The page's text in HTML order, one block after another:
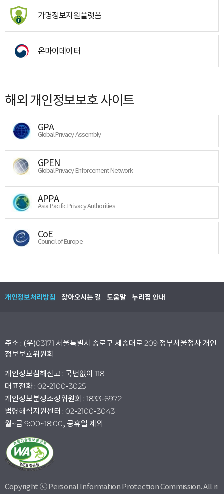
가명정보지원플랫폼
온마이데이터
해외 개인정보보호 사이트
GPA
Global Privacy Assembly
GPEN
Global Privacy Enforcement Network
APPA
Asia Pacific Privacy Authorities
CoE
Council of Europe
개인정보처리방침 찾아오시는 길 도움말 누리집 안내
주소 : (우)03171 서울특별시 종로구 세종대로 209 정부서울청사 개인
정보보호위원회
개인정보침해신고 : 국번없이 118
대표전화 : 02-2100-3025
개인정보분쟁조정위원회 : 1833-6972
법령해석지원센터 : 02-2100-3043
월~금 9:00~18:00, 공휴일 제외
Copyright ⓒ Personal Information Protection Commission. All ri